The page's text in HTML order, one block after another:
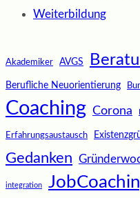
Weiterbildung
Akademiker AVGS
Berufliche Neuorientierung
Coaching Corona
Erfahrungsaustausch
Gedanken
integration